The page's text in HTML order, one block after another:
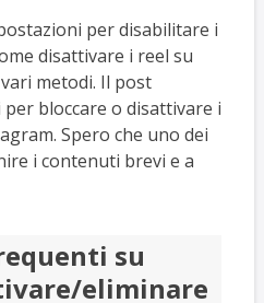
per disabilitare i
disattivare i reel su
metodi. Il post
bloccare o disattivare i
Spero che uno dei
i contenuti brevi e a
su
eliminare